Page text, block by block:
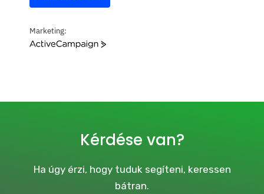
Marketing:
A
e
Kérdése van?
Ha úgy érzi, hogy tuduk segíteni, keressen
bátran.